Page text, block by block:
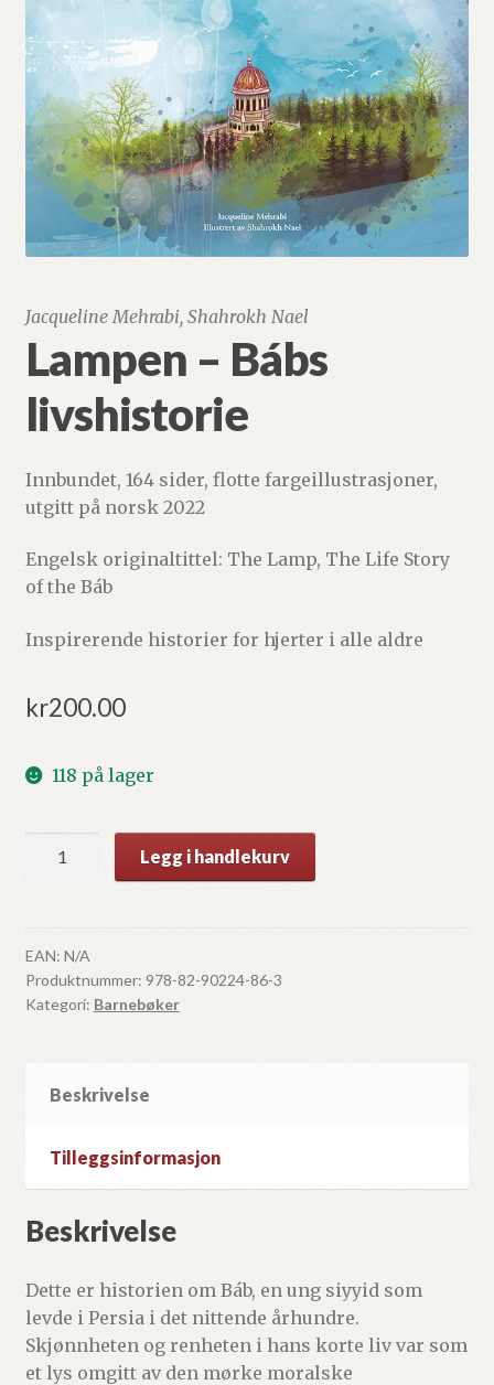
Studieserien
Ruhi
Fold
ut
Andre språk
Fold
ut
E-bøker
Annet
Jacqueline Mehrabi, Shahrokh Nael
Lampen – Bábs
livshistorie
Innbundet, 164 sider, flotte fargeillustrasjoner,
utgitt på norsk 2022
Engelsk originaltittel: The Lamp, The Life Story
of the Báb
Inspirerende historier for hjerter i alle aldre
kr200.00
118 på lager
livshistorie
antall
Legg i handlekurv
EAN: N/A
Produktnummer: 978-82-90224-86-3
Kategori: Barnebøker
Beskrivelse
Tilleggsinformasjon
Beskrivelse
Dette er historien om Báb, en ung siyyid som
levde i Persia i det nittende århundre.
Skjønnheten og renheten i hans korte liv var som
et lys omgitt av den mørke moralske